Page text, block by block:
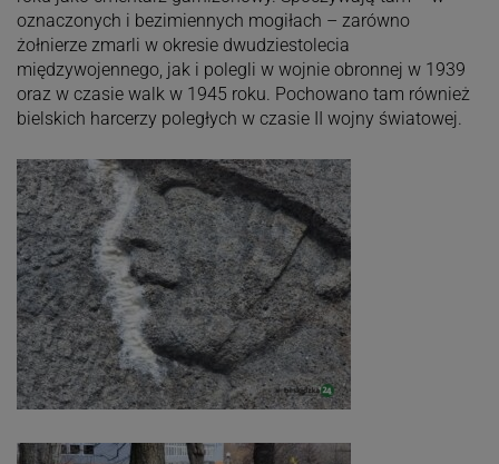
oznaczonych i bezimiennych mogiłach – zarówno
żołnierze zmarli w okresie dwudziestolecia
międzywojennego, jak i polegli w wojnie obronnej w 1939
oraz w czasie walk w 1945 roku. Pochowano tam również
bielskich harcerzy poległych w czasie II wojny światowej.